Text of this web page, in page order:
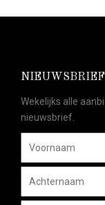
NIEUWSBRIEF
Wekelijks alle
nieuwsbrief.